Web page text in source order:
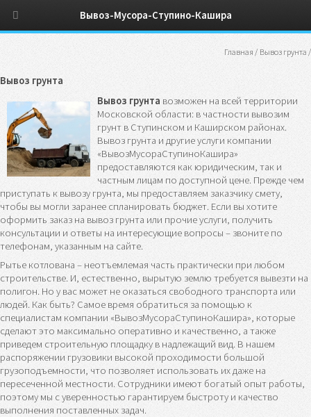
Главная / Вывоз грунта /
Вывоз грунта
Вывоз грунта возможен на всей территории
Московской области: в частности вывозим
грунт в Ступинском и Каширском районах.
Вывоз грунта и другие услуги компании
«ВывозМусораСтупиноКашира»
предоставляются как юридическим, так и
частным лицам по доступной цене. Прежде чем
приступать к вывозу грунта, мы предоставляем заказчику смету,
чтобы вы могли заранее спланировать бюджет. Если вы хотите
оформить заказ на вывоз грунта или прочие услуги, получить
консультации и ответы на интересующие вопросы – звоните по
телефонам, указанным на сайте.
Рытье котлована – неотъемлемая часть практически при любом
строительстве. И, естественно, вырытую землю требуется вывезти на
полигон. Но у вас может не оказаться свободного транспорта или
людей. Как быть? Самое время обратиться за помощью к
специалистам компании «ВывозМусораСтупиноКашира», которые
сделают это максимально оперативно и качественно, а также
приведем строительную площадку в надлежащий вид. В нашем
распоряжении грузовики высокой проходимости большой
грузоподъемности, что позволяет использовать их даже на
пересеченной местности. Сотрудники имеют богатый опыт работы,
поэтому мы с уверенностью гарантируем быстроту и качество
выполнения поставленных задач.
Вывоз-Мусора-Ступино-Кашира